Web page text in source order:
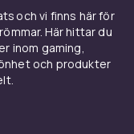
klassiska
för
är
misstag
och vi finns här för
Här hittar du
inom gaming,
och produkter